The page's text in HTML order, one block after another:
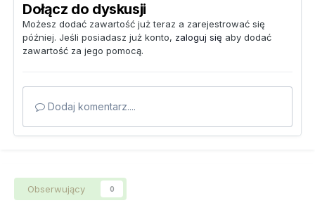
Dołącz do dyskusji
Możesz dodać zawartość już teraz a zarejestrować się
później. Jeśli posiadasz już konto, zaloguj się aby dodać
zawartość za jego pomocą.
Dodaj komentarz....
Obserwujący 0